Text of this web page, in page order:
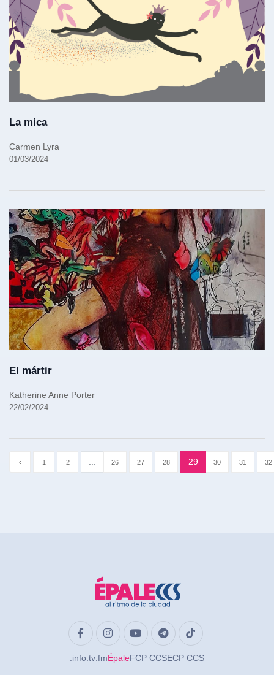
La mica
Carmen Lyra
01/03/2024
El mártir
Katherine Anne Porter
22/02/2024
‹ 1 2 26 27 28 29 30 31 32
.info .tv .fmÉpaleFCP CCSECP CCS